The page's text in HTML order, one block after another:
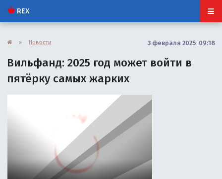
REX
» Новости 3 февраля 2025 09:18
Вильфанд: 2025 год может войти в
пятёрку самых жарких